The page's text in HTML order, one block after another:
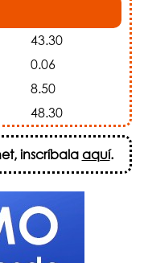
43.30
0.06
8.50
48.30
inscríbalaaquí.